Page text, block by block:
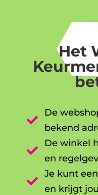
Het

De
bekend

De winkel
en

Je kunt
en krijgt